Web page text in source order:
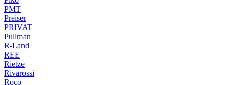
PMT
Preiser
PRIVAT
Pullman
R-Land
REE
Rietze
Rivarossi
Roco